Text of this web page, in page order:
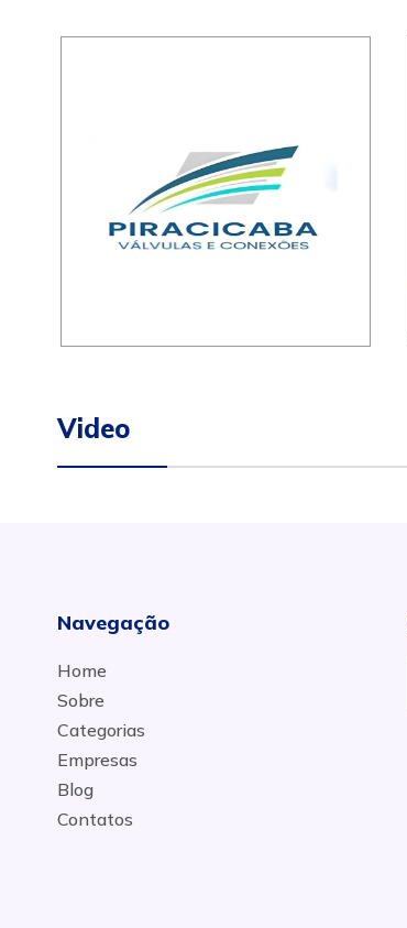
Video
Navegação
Home
Sobre
Categorias
Empresas
Blog
Contatos